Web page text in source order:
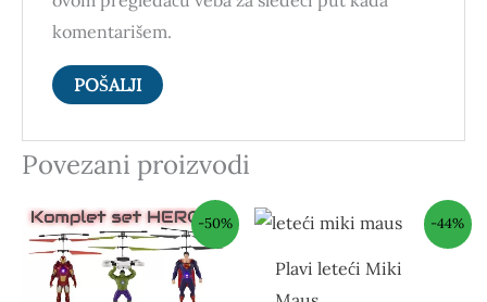
komentarišem.
Povezani proizvodi
-50%
Originalna
cena
je
bila:
RSD18,000.00.
Trenutna
cena
je:
RSD8,999.00.
-44%
Plavi leteći Miki
Originalna
cena
bila:
Trenutna
cena
RSD2,000.00.